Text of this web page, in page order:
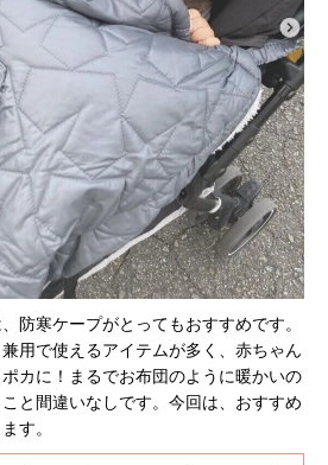
防寒ケープがとってもおすすめです。
用で使えるアイテムが多く、赤ちゃん
カに！まるでお布団のように暖かいの
と間違いなしです。今回は、おすすめ
す。